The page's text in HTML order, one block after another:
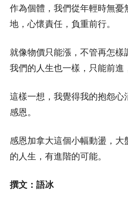
作為個體，我們從年輕時無憂
地，心懷責任，負重前行。
就像物價只能漲，不管再怎樣
我們的人生也一樣，只能前進
這樣一想，我覺得我的抱怨心
感恩。
感恩加拿大這個小幅動盪，大
的人生，有進階的可能。
撰文：語冰